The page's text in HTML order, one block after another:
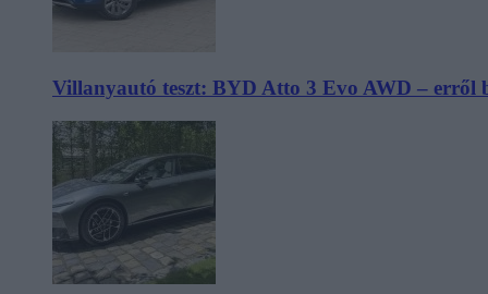
Villanyautó teszt: BYD Atto 3 Evo AWD – erről